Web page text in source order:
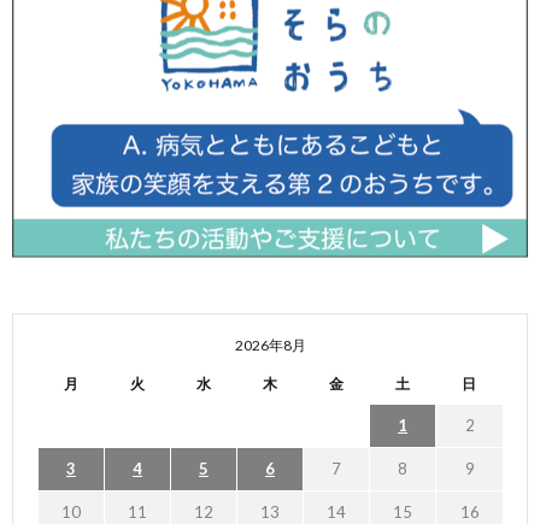
2026年8月
月 火 水 木 金 土 日
1 2
3 4 5 6 7 8 9
10 11 12 13 14 15 16